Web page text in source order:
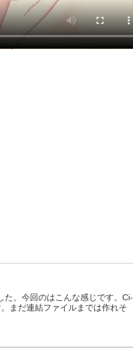
。今回のはこんな感じです。Ci-
まだ連結ファイルまでは作れそ